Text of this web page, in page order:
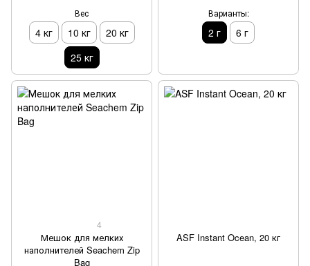
Вес
4 кг 10 кг
20 кг
25 кг
Варианты:
2 г 6 г
4
Мешок для мелких
наполнителей Seachem Zip
Bag
ASF Instant Ocean, 20 кг